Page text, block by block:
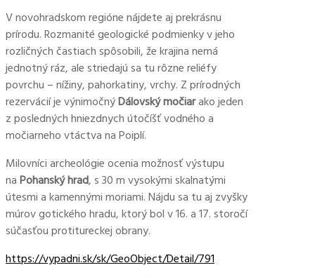
V novohradskom regióne nájdete aj prekrásnu
prírodu. Rozmanité geologické podmienky v jeho
rozličných častiach spôsobili, že krajina nemá
jednotný ráz, ale striedajú sa tu rôzne reliéfy
povrchu – nížiny, pahorkatiny, vrchy. Z prírodných
rezervácií je výnimočnýDálovský močiarako jeden
z posledných hniezdnych útočíšť vodného a
močiarneho vtáctva na Poiplí.
Milovníci archeológie ocenia možnosť výstupu
naPohanský hrad, s 30 m vysokými skalnatými
útesmi a kamennými moriami. Nájdu sa tu aj zvyšky
múrov gotického hradu, ktorý bol v 16. a 17. storočí
súčasťou protitureckej obrany.
https://vypadni.sk/sk/GeoObject/Detail/791